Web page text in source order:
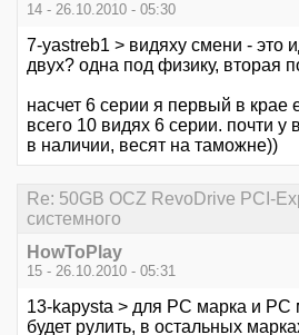
14 - 26.10.2010 - 05:30
7-yastreb1 > видяху смени - это
двух? одна под физику, вторая
насчет 6 серии я первый в крае
всего 10 видях 6 серии. почти у
в наличии, весят на таможне))
Re: 50GB OCZ RevoDrive PCI-
системного
HowToPlay
15 - 26.10.2010 - 05:31
13-kapysta > для РС марка и РС
будет рулить, в остальных